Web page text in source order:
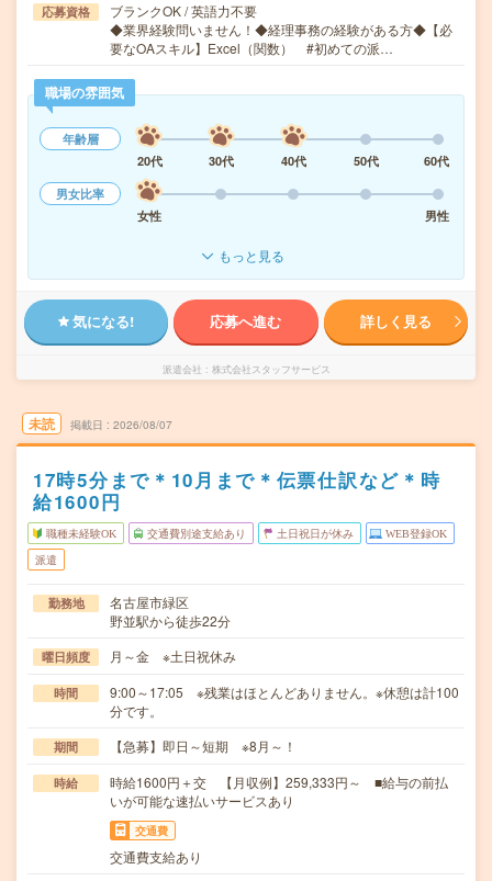
応募資格
ブランクOK / 英語力不要
◆業界経験問いません！◆経理事務の経験がある方◆【必
要なOAスキル】Excel（関数） #初めての派…
職場の雰囲気
年齢層
20代
30代 40代 50代
60代
男女比率
女性
男性
もっと見る
気になる! 応募へ進む 詳しく見る
派遣会社 株式会社スタッフサービス
未読 掲載日 2026/08/07
17時5分まで＊10月まで＊伝票仕訳など＊時
給1600円
職種未経験OK 交通費別途支給あり 土日祝日が休み WEB登録OK
派遣
勤務地
名古屋市緑区
野並駅から徒歩22分
曜日頻度 月～金 ※土日祝休み
時間
9:00～17:05 ※残業はほとんどありません。※休憩は計100
分です。
期間 【急募】即日～短期 ※8月～！
時給
時給1600円＋交 【月収例】259,333円～ ■給与の前払
いが可能な速払いサービスあり
交通費
交通費支給あり